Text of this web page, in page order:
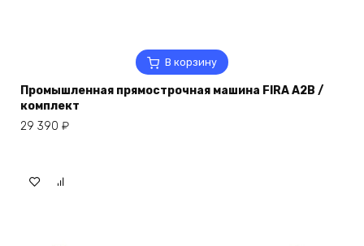
В корзину
Промышленная прямострочная машина FIRA A2B /
комплект
29 390 ₽